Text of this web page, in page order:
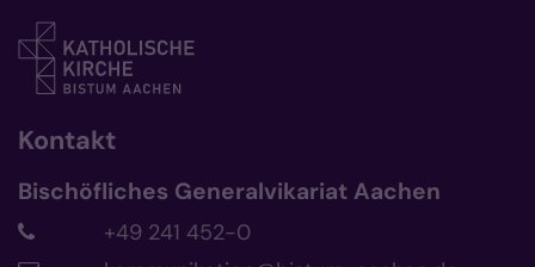
Kontakt
Bischöfliches Generalvikariat Aachen
+49 241 452-0